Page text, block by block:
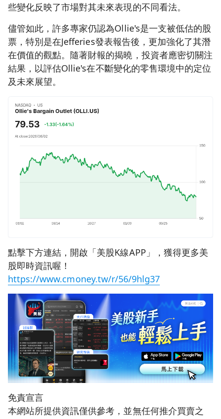
些變化反映了市場對其未來表現的不同看法。
儘管如此，許多專家仍認為Ollie's是一支被低估的股
票，特別是在Jefferies發表報告後，更加強化了其潛
在價值的觀點。隨著財報的揭曉，投資者應密切關注
結果，以評估Ollie's在不斷變化的零售環境中的定位
及未來展望。
點擊下方連結，開啟「美股K線APP」，獲得更多美
股即時資訊喔！
https://www.cmoney.tw/r/56/9hlg37
免責宣言
本網站所提供資訊僅供參考，並無任何推介買賣之